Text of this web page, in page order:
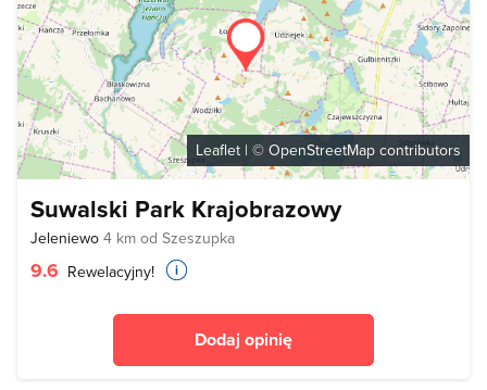
Leaflet | © OpenStreetMap contributors
Suwalski Park Krajobrazowy
Jeleniewo 4 km od Szeszupka
9.6 Rewelacyjny!
Dodaj opinię